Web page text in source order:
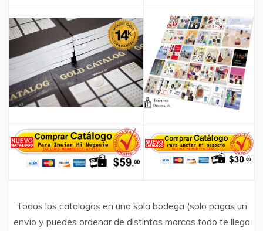
Todos los catalogos en una sola bodega (solo pagas un
envio y puedes ordenar de distintas marcas todo te llega